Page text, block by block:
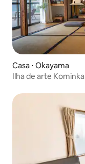
Casa ⋅ Okayama
Ilha de arte